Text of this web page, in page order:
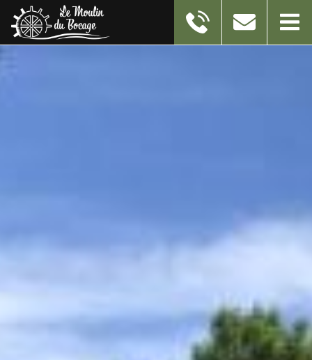
11 RUE DU MOULIN TAISNIERES-EN-THIERACHE